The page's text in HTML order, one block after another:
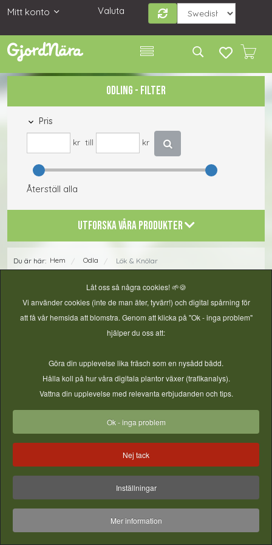
Mitt konto Valuta
ODLING - FILTER
Pris
kr till kr
Återställ alla
UTFORSKA VÅRA PRODUKTER
Du är här: Hem / Odla / Lök & Knölar
Sättlök & knölar
© 2026 Vireta AB - GjordNära Tunnelväxthus. All Rights
Reserved.
Låt oss så några cookies! 🌱🍪
Vi använder cookies (inte de man äter, tyvärr!) och digital spårning för
att få vår hemsida att blomstra. Genom att klicka på "Ok - inga problem"
hjälper du oss att:
Göra din upplevelse lika fräsch som en nysådd bädd.
Hålla koll på hur våra digitala plantor växer (trafikanalys).
Vattna din upplevelse med relevanta erbjudanden och tips.
Ok - inga problem
Nej tack
Inställningar
Mer information